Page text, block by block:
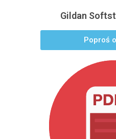
Gildan
Poproś